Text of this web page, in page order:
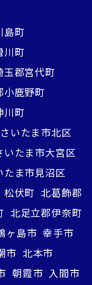
島町
川町
玉郡宮代町
小鹿野町
川町
さいたま市北区
いたま市大宮区
たま市見沼区
松伏町 北葛飾郡
北足立郡伊奈町
ヶ島市 幸手市
市 北本市
朝霞市 入間市